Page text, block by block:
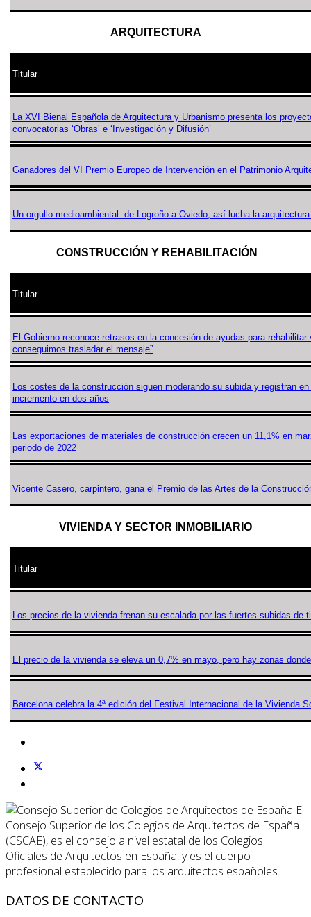
ARQUITECTURA
Titular
La XVI Bienal Española de Arquitectura y Urbanismo presenta los
convocatorias ‘Obras’ e ‘Investigación y Difusión’
Ganadores del VI Premio Europeo de Intervención en el Patrimonio
Un orgullo medioambiental: de Logroño a Oviedo, así lucha la
CONSTRUCCIÓN Y REHABILITACIÓN
Titular
El Gobierno reconoce retrasos en la concesión de ayudas para rehabilitar
conseguimos trasladar el mensaje”
Los costes de la construcción siguen moderando su subida y registran
incremento en dos años
Las exportaciones de materiales de construcción crecen un 11,1% en
periodo de 2022
Vicente Casero, carpintero, gana el Premio de las Artes de la
VIVIENDA Y SECTOR INMOBILIARIO
Titular
Los precios de la vivienda frenan su escalada por las fuertes subidas de
El precio de la vivienda se eleva un 0,7% en mayo, pero hay zonas
Barcelona celebra la 4ª edición del Festival Internacional de la Vivienda
El
Consejo Superior de los Colegios de Arquitectos de España
(CSCAE), es el consejo a nivel estatal de los Colegios
Oficiales de Arquitectos en España, y es el cuerpo
profesional establecido para los arquitectos españoles.
DATOS DE CONTACTO